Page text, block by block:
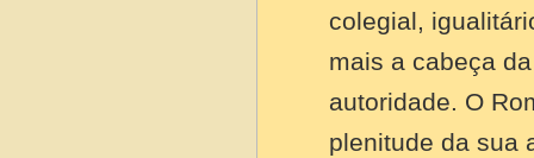
colegial,
mais a cabeça
autoridade. O
plenitude da sua